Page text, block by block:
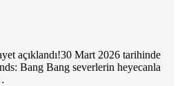
açıklandı!30 Mart 2026 tarihinde
Bang Bang severlerin heyecanla